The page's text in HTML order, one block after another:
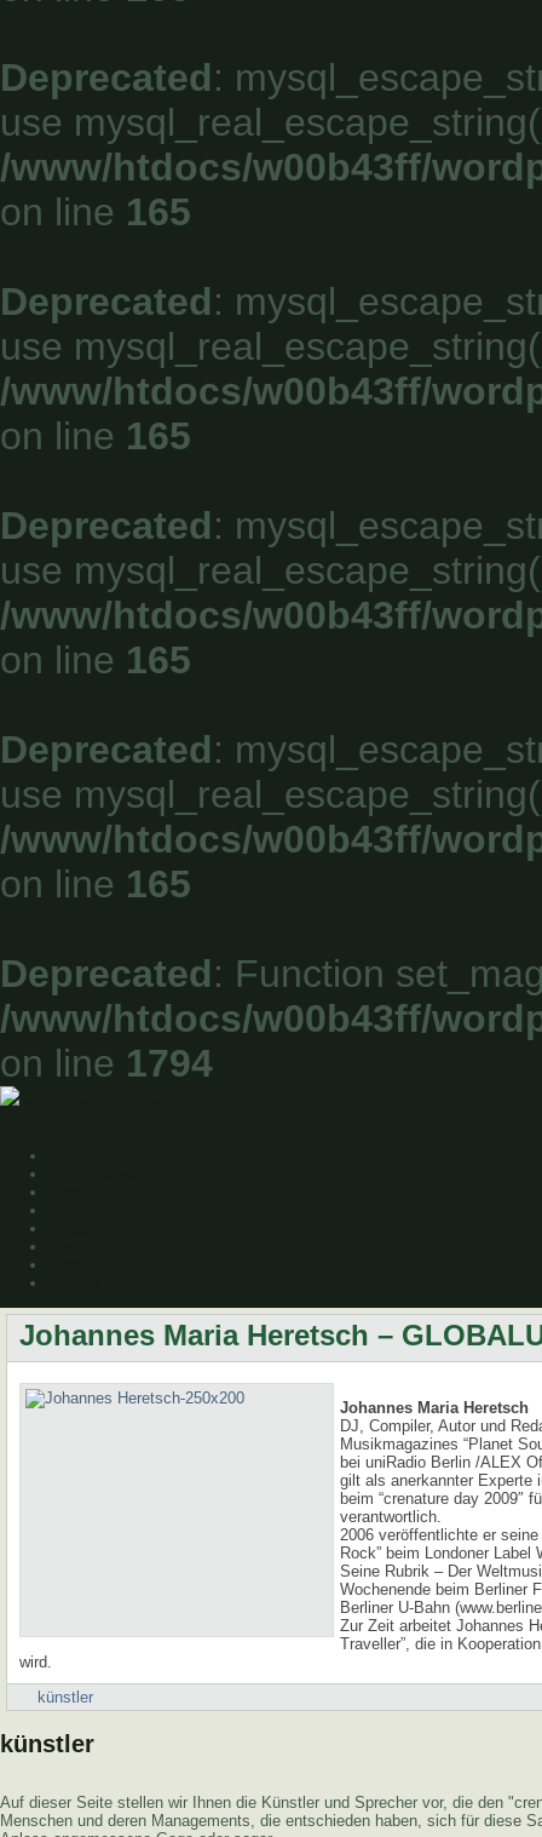
Deprecated:
use
/www/htdocs/w00b43ff/
on line 165
Deprecated:
use
/www/htdocs/w00b43ff/
on line 165
Deprecated:
use
/www/htdocs/w00b43ff/
on line 165
Deprecated:
use
/www/htdocs/w00b43ff/
on line 165
Deprecated: Function
/www/htdocs/w00b43ff/
on line 1794
Johannes Maria Heretsch –
Johannes Maria Heretsch
DJ, Compiler, Autor und
Musikmagazines “Planet
bei uniRadio Berlin /ALEX
gilt als anerkannter Experte
beim “crenature day 2009″
verantwortlich.
2006 veröffentlichte er
Rock” beim Londoner Label
Seine Rubrik – Der
Wochenende beim Berliner
Berliner U-Bahn
Zur Zeit arbeitet Johannes
Traveller”, die in
wird.
künstler
künstler
Auf dieser Seite stellen wir Ihnen die Künstler und Sprecher vor, die den
Menschen und deren Managements, die entschieden haben, sich für diese